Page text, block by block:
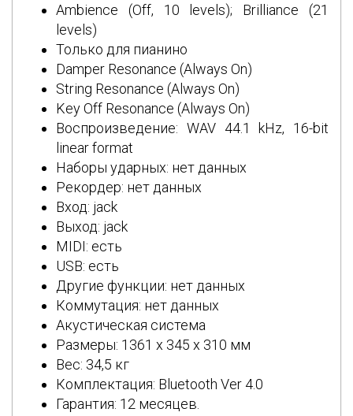
Ambience (Off, 10 levels); Brilliance (21
levels)
Только для пианино
Damper Resonance (Always On)
String Resonance (Always On)
Key Off Resonance (Always On)
Воспроизведение: WAV 44.1 kHz, 16-bit
linear format
Наборы ударных: нет данных
Рекордер: нет данных
Вход: jack
Выход: jack
MIDI: есть
USB: есть
Другие функции: нет данных
Коммутация: нет данных
Акустическая система
Размеры: 1361 х 345 х 310 мм
Вес: 34,5 кг
Комплектация: Bluetooth Ver 4.0
Гарантия: 12 месяцев.